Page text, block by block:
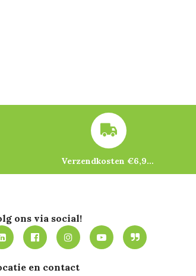
Verzendkosten €6,95 – gratis bij je eerste bestelling vanaf €200
ons via social!
en contact